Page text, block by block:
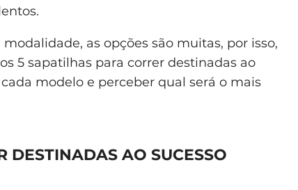
as opções são muitas, por isso,
5 sapatilhas para correr destinadas ao
modelo e perceber qual será o mais
DESTINADAS AO SUCESSO